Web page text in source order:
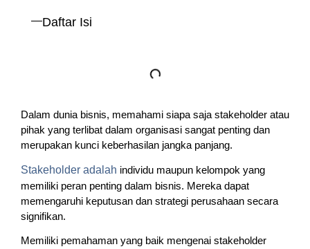
Daftar Isi
Dalam dunia bisnis, memahami siapa saja stakeholder atau
pihak yang terlibat dalam organisasi sangat penting dan
merupakan kunci keberhasilan jangka panjang.
Stakeholder adalah individu maupun kelompok yang
memiliki peran penting dalam bisnis. Mereka dapat
memengaruhi keputusan dan strategi perusahaan secara
signifikan.
Memiliki pemahaman yang baik mengenai stakeholder